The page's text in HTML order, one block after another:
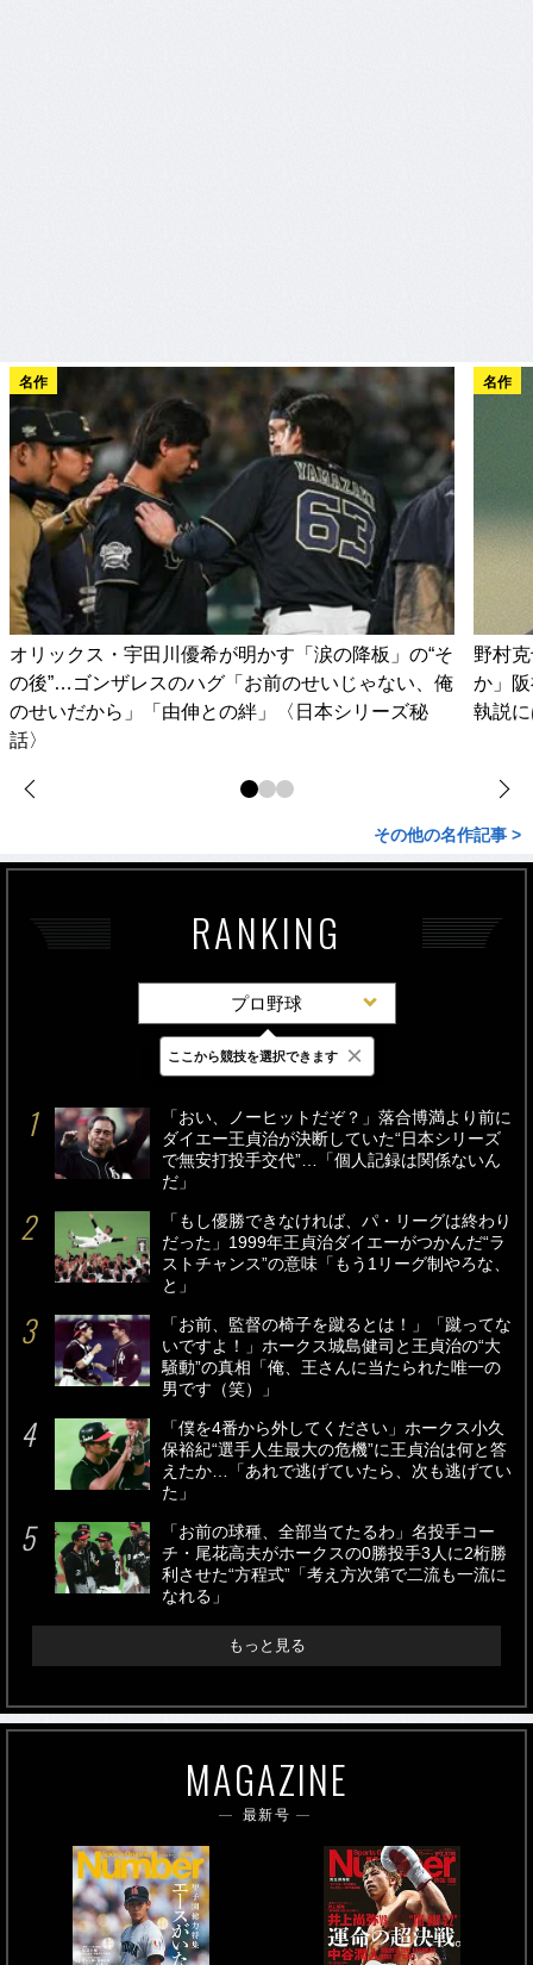
名作
オリックス・宇田川優希が明かす「涙の降板」の“そ
の後”…ゴンザレスのハグ「お前のせいじゃない、俺
のせいだから」「由伸との絆」〈日本シリーズ秘
話〉
名作
野村
か」
執説
その他の名作記事 >
RANKING
プロ野球
最新 24時間 週間
「おい、ノーヒットだぞ？」落合博満より前に
ダイエー王貞治が決断していた“日本シリーズ
で無安打投手交代”…「個人記録は関係ないん
だ」
「もし優勝できなければ、パ・リーグは終わり
だった」1999年王貞治ダイエーがつかんだ“ラ
ストチャンス”の意味「もう1リーグ制やろな、
と」
「お前、監督の椅子を蹴るとは！」「蹴ってな
いですよ！」ホークス城島健司と王貞治の“大
騒動”の真相「俺、王さんに当たられた唯一の
男です（笑）」
「僕を4番から外してください」ホークス小久
保裕紀“選手人生最大の危機”に王貞治は何と答
えたか…「あれで逃げていたら、次も逃げてい
た」
「お前の球種、全部当てたるわ」名投手コー
チ・尾花高夫がホークスの0勝投手3人に2桁勝
利させた“方程式”「考え方次第で二流も一流に
なれる」
もっと見る
MAGAZINE
最新号
ここから競技を選択できます ×